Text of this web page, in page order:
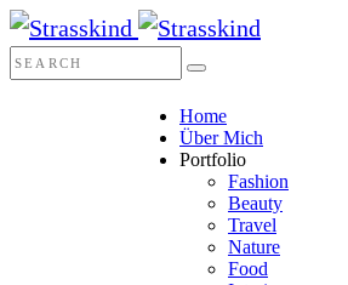
Home
Über Mich
Portfolio
Fashion
Beauty
Travel
Nature
Food